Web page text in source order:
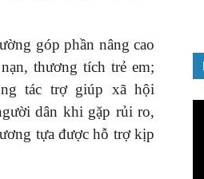
góp phần nâng cao
thương tích trẻ em;
tác trợ giúp xã hội
dân khi gặp rủi ro,
tựa được hỗ trợ kịp